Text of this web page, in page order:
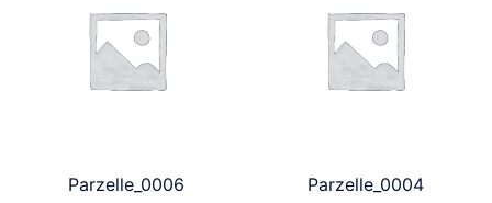
Parzelle_0006 Parzelle_0004